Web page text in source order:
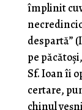
împlinit
despartă”
pe
Sf. Ioan îi
certare,
chinul